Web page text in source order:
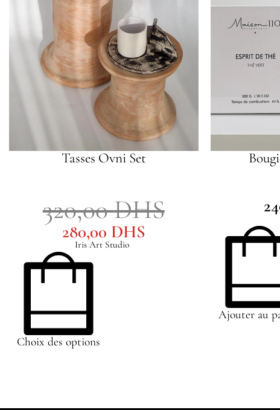
Tasses Ovni Set
Iris Art Studio
320,00DHS
280,00 DHS
Choix des options
Ajouter au